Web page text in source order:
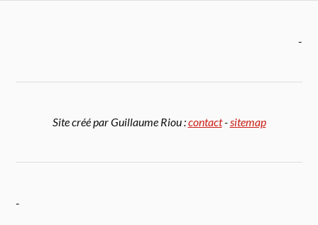
-
Site créé par Guillaume Riou :contact-sitemap
-